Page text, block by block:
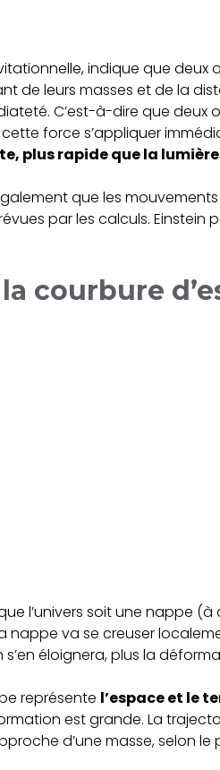
indique que deux
de leurs masses et de la
C’est-à-dire que
force s’appliquer
plus rapide que la lumière
que les
par les calculs. Einstein
courbure
l’univers soit une nappe
va se creuser
éloignera, plus la
représente l’espace et le
est grande. La
d’une masse, selon